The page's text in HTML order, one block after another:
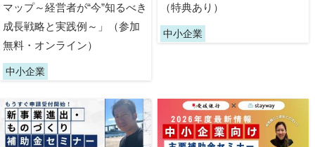
マップ～経営者が“今”知るべき
成長戦略と実践例～」（参加
無料・オンライン）
中小企業
（特典あり）
中小企業